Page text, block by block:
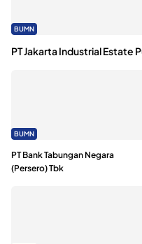
BUMN
PT Jakarta Industrial Estate
BUMN
PT Bank Tabungan Negara
(Persero) Tbk